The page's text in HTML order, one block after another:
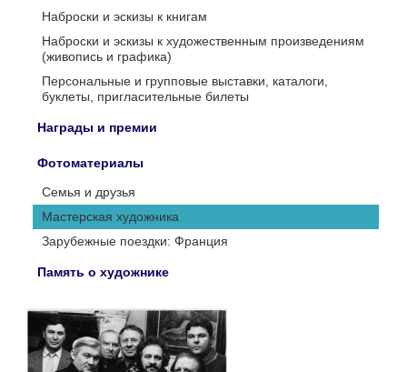
Наброски и эскизы к книгам
Наброски и эскизы к художественным произведениям
(живопись и графика)
Персональные и групповые выставки, каталоги,
буклеты, пригласительные билеты
Награды и премии
Фотоматериалы
Семья и друзья
Мастерская художника
Зарубежные поездки: Франция
Память о художнике